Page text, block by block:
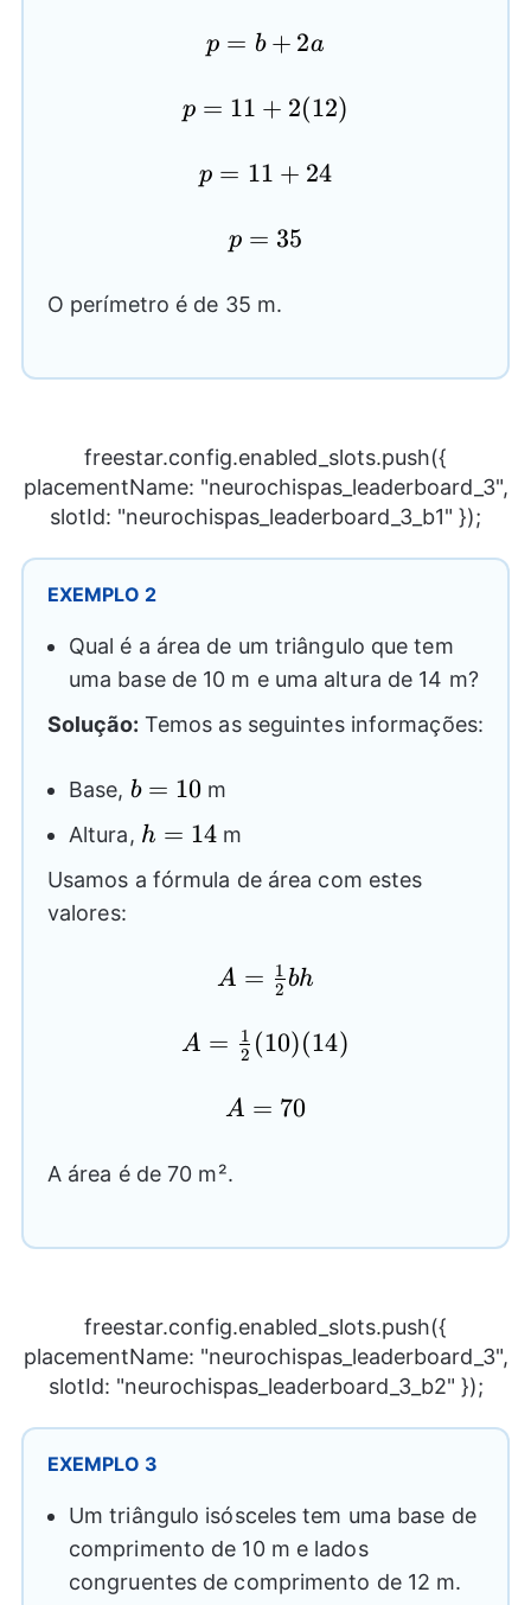
p=b+2a
p = b + 2a
p=11+2(12)
p = 11 + 2(12)
p=11+24
p = 11 + 24
p=35
p = 35
O perímetro é de 35 m.
freestar.config.enabled_slots.push({
placementName: "neurochispas_leaderboard_3",
slotId: "neurochispas_leaderboard_3_b1" });
EXEMPLO 2
Qual é a área de um triângulo que tem
uma base de 10 m e uma altura de 14 m?
Solução: Temos as seguintes informações:
Base, b=10
b = 10 m
Altura, h=14
h = 14 m
Usamos a fórmula de área com estes
valores:
A=
{2}bh
A = 2
1 bh
A=
{2}(10)
A = 2
1 (10)(14)
A=70
A = 70
A área é de 70 m².
freestar.config.enabled_slots.push({
placementName: "neurochispas_leaderboard_3",
slotId: "neurochispas_leaderboard_3_b2" });
EXEMPLO 3
Um triângulo isósceles tem uma base de
comprimento de 10 m e lados
congruentes de comprimento de 12 m.